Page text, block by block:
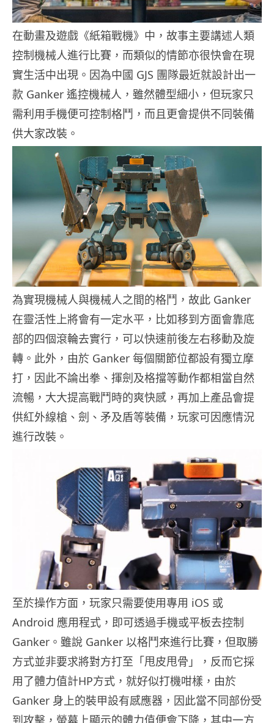
在動畫及遊戲《紙箱戰機》中，故事主要講述人類
控制機械人進行比賽，而類似的情節亦很快會在現
實生活中出現。因為中國 GJS 團隊最近就設計出一
款 Ganker 遙控機械人，雖然體型細小，但玩家只
需利用手機便可控制格鬥，而且更會提供不同裝備
供大家改裝。
為實現機械人與機械人之間的格鬥，故此 Ganker
在靈活性上將會有一定水平，比如移到方面會靠底
部的四個滾輪去實行，可以快速前後左右移動及旋
轉。此外，由於 Ganker 每個關節位都設有獨立摩
打，因此不論出拳、揮劍及格擋等動作都相當自然
流暢，大大提高戰鬥時的爽快感，再加上產品會提
供紅外線槍、劍、矛及盾等裝備，玩家可因應情況
進行改裝。
至於操作方面，玩家只需要使用專用 iOS 或
Android 應用程式，即可透過手機或平板去控制
Ganker。雖說 Ganker 以格鬥來進行比賽，但取勝
方式並非要求將對方打至「甩皮甩骨」，反而它採
用了體力值計HP方式，就好似打機咁樣，由於
Ganker 身上的裝甲設有感應器，因此當不同部份受
到攻擊，螢幕上顯示的體力值便會下降，其中一方